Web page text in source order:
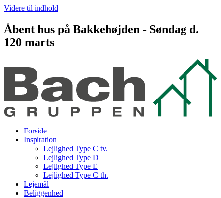
Videre til indhold
Åbent hus på Bakkehøjden - Søndag d.
120 marts
Forside
Inspiration
Lejlighed Type C tv.
Lejlighed Type D
Lejlighed Type E
Lejlighed Type C th.
Lejemål
Beliggenhed